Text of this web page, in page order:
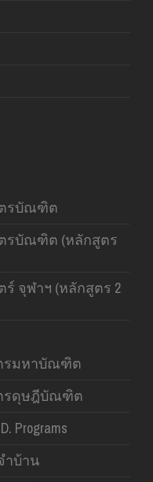
รบัณฑิต
รบัณฑิต (หลักสูตร
จุฬาฯ (หลักสูตร 2
รมหาบัณฑิต
รดุษฎีบัณฑิต
Programs
ำบ้าน